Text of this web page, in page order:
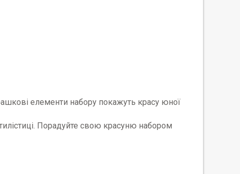
елементи набору покажуть красу юної
Порадуйте свою красуню набором